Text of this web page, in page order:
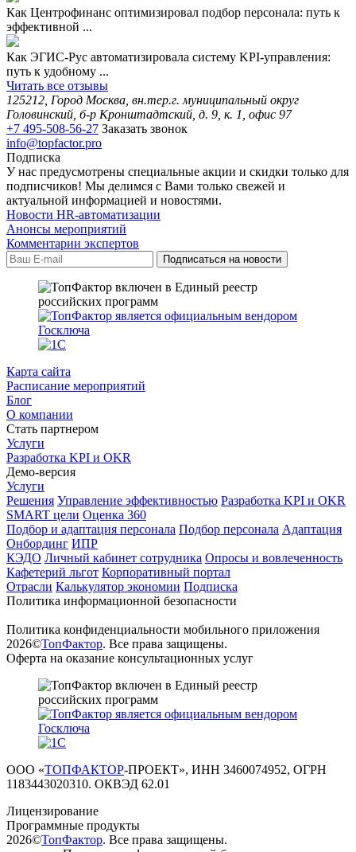
Как Центрофинанс оптимизировал подбор персонала: путь к
эффективной ...
Как ЭГИС-Рус автоматизировала систему KPI-управления:
путь к удобному ...
Читать все отзывы
125212, Город Москва, вн.тер.г. муниципальный округ
Головинский, б-р Кронштадтский, д. 9, к. 1, офис 97
+7 495-508-56-27 Заказать звонок
info@topfactor.pro
Подписка
У нас предусмотрены специальные акции и скидки только для
подписчиков! Мы делимся с Вами только свежей и
актуальной информацией и новостями.
Новости HR-автоматизации
Анонсы мероприятий
Комментарии экспертов
Карта сайта
Расписание мероприятий
Блог
О компании
Стать партнером
Услуги
Разработка KPI и OKR
Демо-версия
Услуги
Решения Управление эффективностью Разработка KPI и OKR
SMART цели Оценка 360
Подбор и адаптация персонала Подбор персонала Адаптация
Онбординг ИПР
КЭДО Личный кабинет сотрудника Опросы и вовлеченность
Кафетерий льгот Корпоративный портал
Отрасли Калькулятор экономии Подписка
Политика информационной безопасности
Политика конфиденциальности мобильного приложения
2026©ТопФактор. Все права защищены.
Оферта на оказание консультационных услуг
ООО «ТОПФАКТОР-ПРОЕКТ», ИНН 3460074952, ОГРН
1183443020310. ОКВЭД 62.01
Лицензирование
Программные продукты
2026©ТопФактор. Все права защищены.